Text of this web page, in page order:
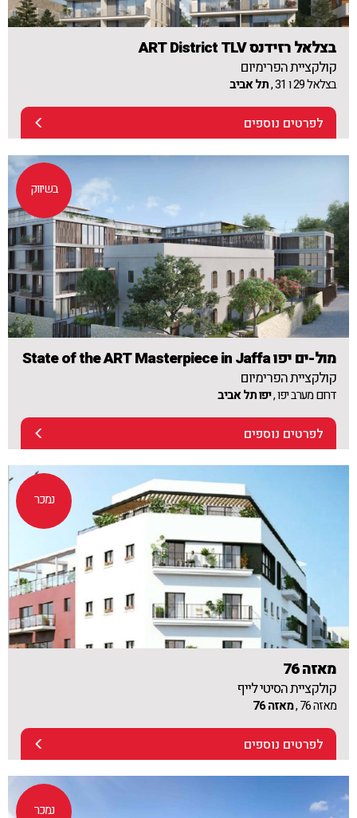
בצלאל רזידנס ART District TLV
קולקציית הפרימיום
בצלאל 29 ו 31 , תל אביב
לפרטים נוספים
בשיווק
מול-ים יפו State of the ART Masterpiece in Jaffa
קולקציית הפרימיום
דרום מערב יפו ,יפו תל אביב
לפרטים נוספים
נמכר
מאזה 76
קולקציית הסיטי לייף
מאזה 76 , מאזה 76
לפרטים נוספים
נמכר